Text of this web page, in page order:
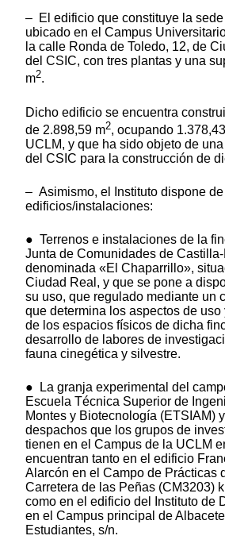
– El edificio que constituye la
ubicado en el Campus
la calle Ronda de Toledo, 12, de
del CSIC, con tres plantas y una
m2.
Dicho edificio se encuentra
de 2.898,59 m2, ocupando
UCLM, y que ha sido objeto de
del CSIC para la construcción de
– Asimismo, el Instituto dispone
edificios/instalaciones:
● Terrenos e instalaciones de la
Junta de Comunidades de
denominada «El Chaparrillo»,
Ciudad Real, y que se pone a
su uso, que regulado mediante un
que determina los aspectos de
de los espacios físicos de dicha
desarrollo de labores de
fauna cinegética y silvestre.
● La granja experimental del
Escuela Técnica Superior de
Montes y Biotecnología (ETSIAM)
despachos que los grupos de
tienen en el Campus de la UCLM
encuentran tanto en el edificio
Alarcón en el Campo de Prácticas
Carretera de las Peñas (CM3203)
como en el edificio del Instituto de
en el Campus principal de
Estudiantes, s/n.